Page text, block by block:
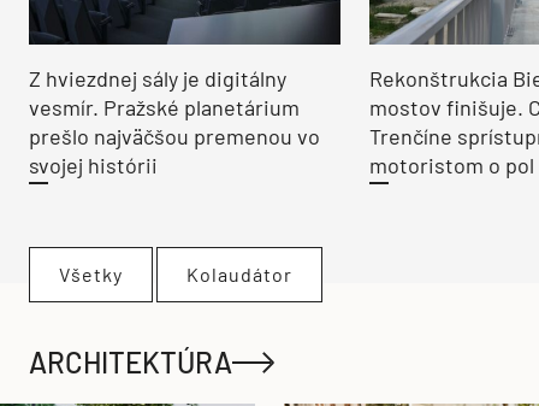
Z hviezdnej sály je digitálny
vesmír. Pražské planetárium
prešlo najväčšou premenou vo
svojej histórii
Rekonštrukcia
mostov finišuje.
Trenčíne
motoristom o pol
Všetky Kolaudátor
ARCHITEKTÚRA